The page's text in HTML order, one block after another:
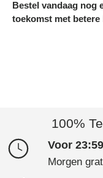
Bestel vandaag nog
toekomst met betere
100%
Voor
Morgen